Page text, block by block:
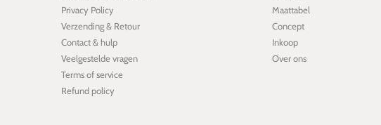
Privacy Policy
Verzending & Retour
Contact & hulp
Veelgestelde vragen
Terms of service
Refund policy
Maattabel
Concept
Inkoop
Over ons